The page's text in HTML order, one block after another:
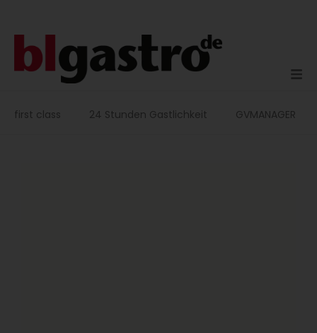
first class 24 Stunden Gastlichkeit GVMANAGER